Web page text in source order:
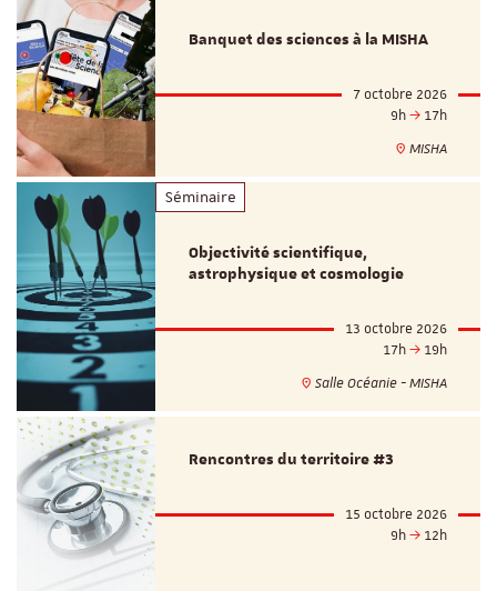
Banquet des sciences à la MISHA
7 octobre 2026
9h
17h
MISHA
Séminaire
Objectivité scientifique,
astrophysique et cosmologie
13 octobre 2026
17h
19h
Salle Océanie - MISHA
Rencontres du territoire #3
15 octobre 2026
9h
12h